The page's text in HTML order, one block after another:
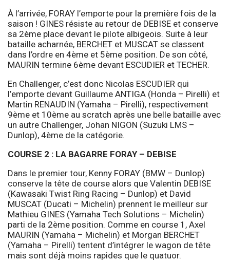
À l’arrivée, FORAY l’emporte pour la première fois de la
saison ! GINES résiste au retour de DEBISE et conserve
sa 2ème place devant le pilote albigeois. Suite à leur
bataille acharnée, BERCHET et MUSCAT se classent
dans l’ordre en 4ème et 5ème position. De son côté,
MAURIN termine 6ème devant ESCUDIER et TECHER.
En Challenger, c’est donc Nicolas ESCUDIER qui
l’emporte devant Guillaume ANTIGA (Honda – Pirelli) et
Martin RENAUDIN (Yamaha – Pirelli), respectivement
9ème et 10ème au scratch après une belle bataille avec
un autre Challenger, Johan NIGON (Suzuki LMS –
Dunlop), 4ème de la catégorie.
COURSE 2 : LA BAGARRE FORAY – DEBISE
Dans le premier tour, Kenny FORAY (BMW – Dunlop)
conserve la tête de course alors que Valentin DEBISE
(Kawasaki Twist Ring Racing – Dunlop) et David
MUSCAT (Ducati – Michelin) prennent le meilleur sur
Mathieu GINES (Yamaha Tech Solutions – Michelin)
parti de la 2ème position. Comme en course 1, Axel
MAURIN (Yamaha – Michelin) et Morgan BERCHET
(Yamaha – Pirelli) tentent d’intégrer le wagon de tête
mais sont déjà moins rapides que le quatuor.